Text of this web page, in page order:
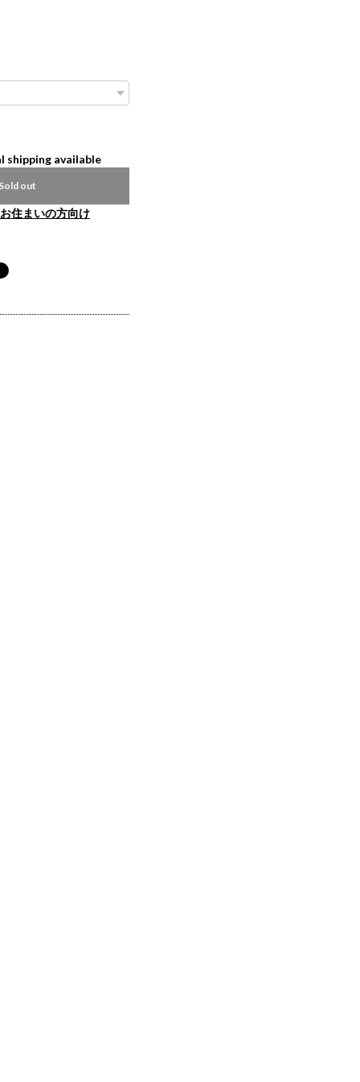
available
out
住まいの方向け